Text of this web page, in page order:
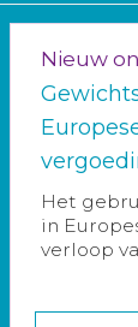
Nieuw
Het
in
verloop